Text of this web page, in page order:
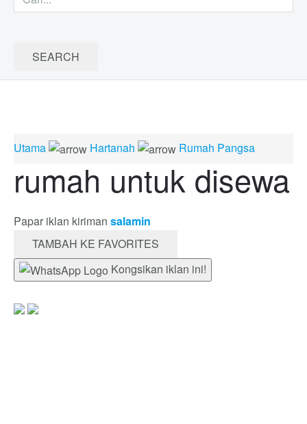
Utama Hartanah Rumah Pangsa
rumah untuk disewa
Papar iklan kiriman salamin
TAMBAH KE FAVORITES
Kongsikan iklan ini!